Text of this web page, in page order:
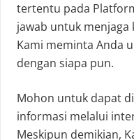
tertentu pada
jawab untuk menjaga
Kami meminta Anda
dengan siapa pun.
Mohon untuk dapat
informasi melalui
Meskipun demikian,